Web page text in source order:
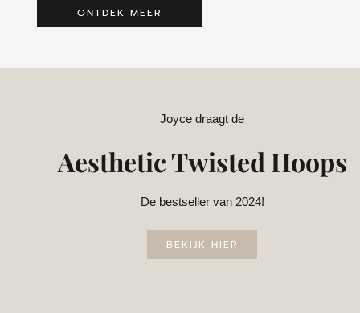
ONTDEK MEER
Joyce draagt de
Aesthetic Twisted Hoops
De bestseller van 2024!
BEKIJK HIER